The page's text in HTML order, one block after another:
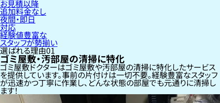
お見積以降
追加料金なし
夜間・即日
対応
経験値豊富な
スタッフが勢揃い
選ばれる理由01
ゴミ屋敷・汚部屋の清掃に特化
ゴミ屋敷ドクターはゴミ屋敷や汚部屋の清掃に特化したサービス
を提供しています。事前の片付けは一切不要。経験豊富なスタッフ
が迅速かつ丁寧に作業し、どんな状態の部屋でも元通りに清掃し
ます！